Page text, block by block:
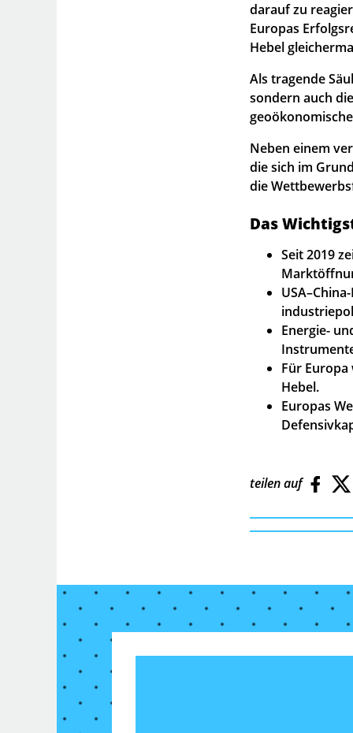
darauf zu
Europas
Hebel
Als tragende
sondern auch
Neben einem
die sich im
die
Das
Seit 2019
Energie-
Für
Hebel.
Europas
teilen auf